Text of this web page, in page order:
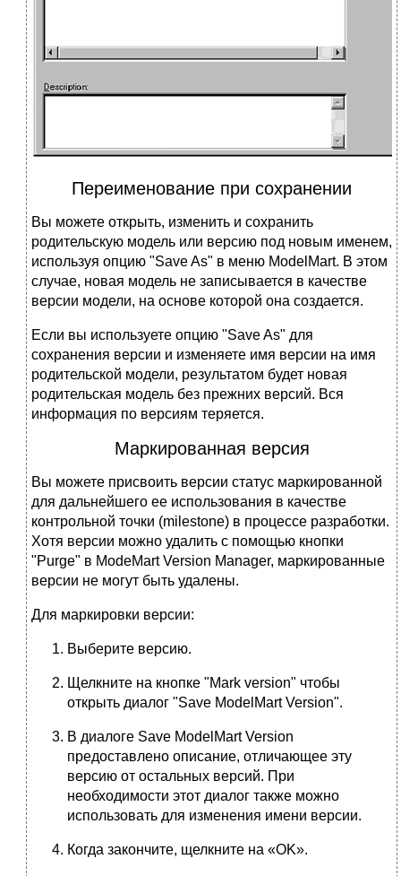
Переименование при сохранении
Вы можете открыть, изменить и сохранить
родительскую модель или версию под новым именем,
используя опцию "Save As" в меню ModelMart. В этом
случае, новая модель не записывается в качестве
версии модели, на основе которой она создается.
Если вы используете опцию "Save As" для
сохранения версии и изменяете имя версии на имя
родительской модели, результатом будет новая
родительская модель без прежних версий. Вся
информация по версиям теряется.
Маркированная версия
Вы можете присвоить версии статус маркированной
для дальнейшего ее использования в качестве
контрольной точки (milestone) в процессе разработки.
Хотя версии можно удалить с помощью кнопки
"Purge" в ModeMart Version Manager, маркированные
версии не могут быть удалены.
Для маркировки версии:
Выберите версию.
Щелкните на кнопке "Mark version" чтобы
открыть диалог "Save ModelMart Version".
В диалоге Save ModelMart Version
предоставлено описание, отличающее эту
версию от остальных версий. При
необходимости этот диалог также можно
использовать для изменения имени версии.
Когда закончите, щелкните на «OK».